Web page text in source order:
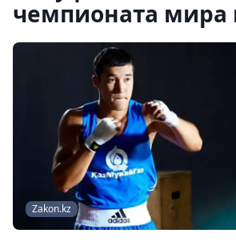
чемпионата мира
Zakon.kz